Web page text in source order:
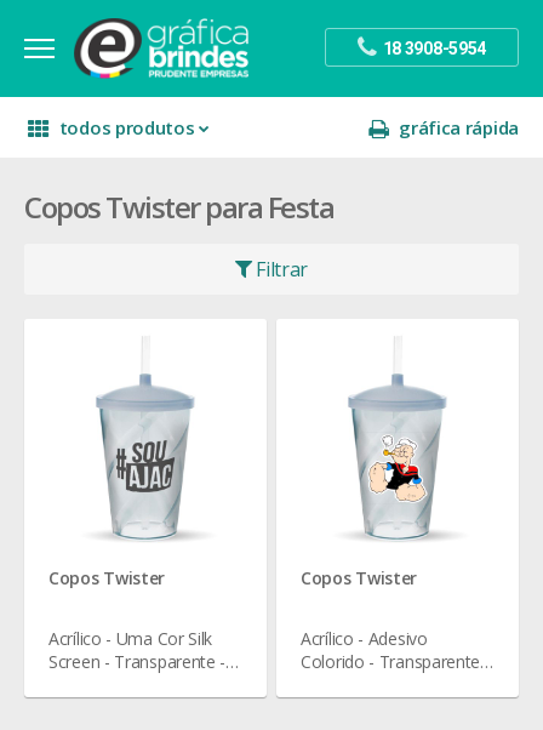
18 3908-5954
todos produtos gráfica rápida
escritório divulgação
festa
Copos Twister para Festa
Filtrar
Copos Twister
Acrílico - Uma Cor Silk
Screen - Transparente -
Copos Twister
Acrílico - Adesivo
Colorido - Transparente -